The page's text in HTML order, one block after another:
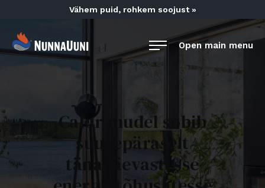
content
Vähem puid, rohkem soojust »
NunnaUuni
Sydämestään
Open main menu
Calor mudel sobib
suurepäraselt
tänapäevastesse